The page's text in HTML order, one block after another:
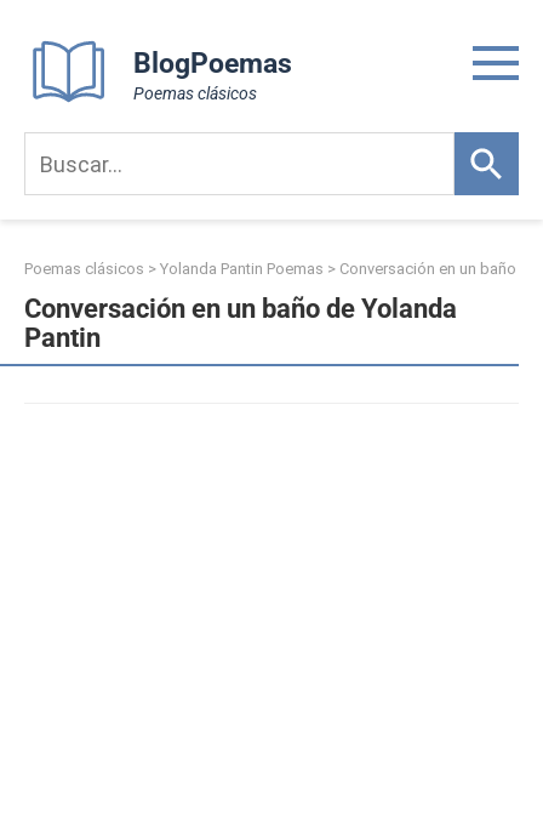
content
BlogPoemas
Poemas clásicos
Poemas clásicos > Yolanda Pantin Poemas > Conversación en un baño
Conversación en un baño de Yolanda
Pantin